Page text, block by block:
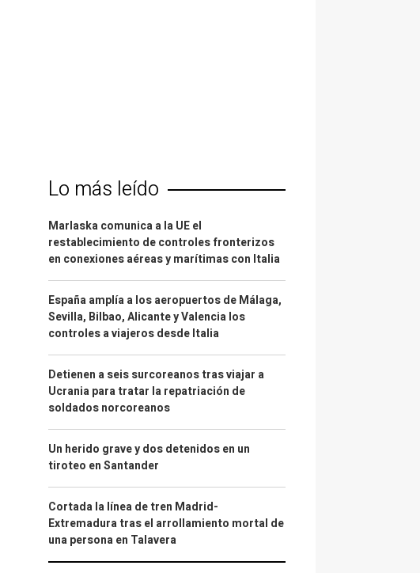
Lo más leído
Marlaska comunica a la UE el
restablecimiento de controles fronterizos
en conexiones aéreas y marítimas con Italia
España amplía a los aeropuertos de Málaga,
Sevilla, Bilbao, Alicante y Valencia los
controles a viajeros desde Italia
Detienen a seis surcoreanos tras viajar a
Ucrania para tratar la repatriación de
soldados norcoreanos
Un herido grave y dos detenidos en un
tiroteo en Santander
Cortada la línea de tren Madrid-
Extremadura tras el arrollamiento mortal de
una persona en Talavera